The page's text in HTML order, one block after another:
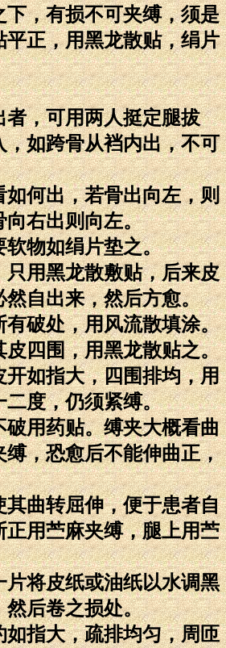
下，有损不可夹缚，须是
平正，用黑龙散贴，绢片
者，可用两人挺定腿拔
，如跨骨从裆内出，不可
如何出，若骨出向左，则
向右出则向左。
软物如绢片垫之。
只用黑龙散敷贴，后来皮
然自出来，然后方愈。
有破处，用风流散填涂。
皮四围，用黑龙散贴之。
开如指大，四围排均，用
二度，仍须紧缚。
破用药贴。缚夹大概看曲
缚，恐愈后不能伸曲正，
其曲转屈伸，便于患者自
正用苎麻夹缚，腿上用苎
片将皮纸或油纸以水调黑
然后卷之损处。
如指大，疏排均匀，周匝